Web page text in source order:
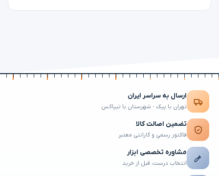
ارسال به سراسر ایران
تهران با پیک · شهرستان با تیپاکس
تضمین اصالت کالا
فاکتور رسمی و گارانتی معتبر
مشاوره تخصصی ابزار
انتخاب درست، قبل از خرید